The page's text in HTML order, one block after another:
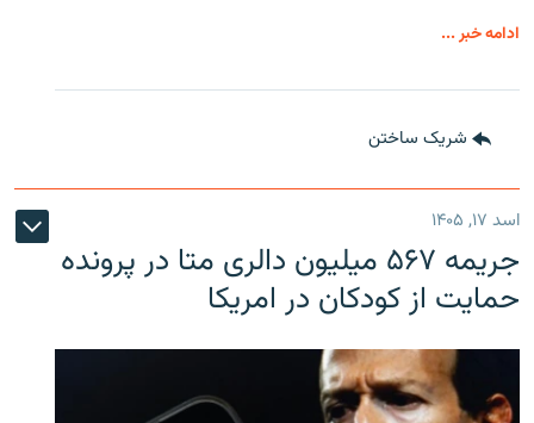
ادامه خبر ...
شریک ساختن
اسد ۱۷, ۱۴۰۵
جریمه ۵۶۷ میلیون دالری متا در پرونده
حمایت از کودکان در امریکا